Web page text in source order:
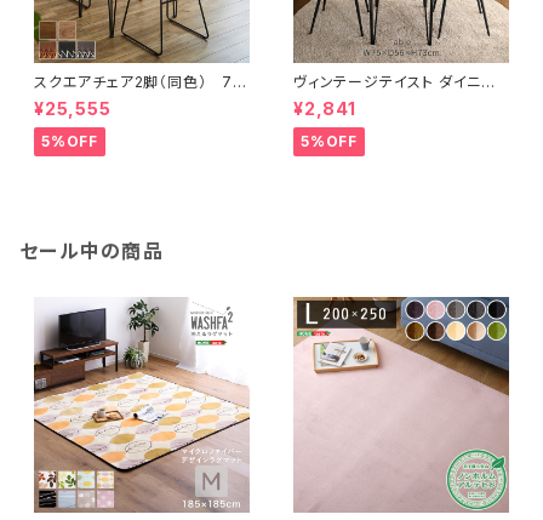
スクエアチェア2脚（同色） 75
㎝幅テーブル 3点セット 【SETH
×Umbure】 SH-24-STD3
¥25,555
5%OFF
ヴィンテージテイスト ダイニン
グ3点セット【TIKIA-ティキア-】
SH-01-TK3
¥2,841
5%OFF
セール中の商品